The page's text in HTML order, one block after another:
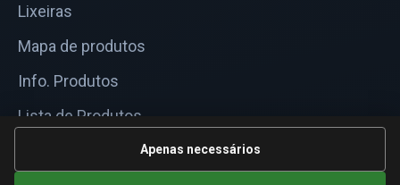
Lixeiras
Mapa de produtos
Info. Produtos
Lista de Produtos
Informações TécnicasApenas necessários